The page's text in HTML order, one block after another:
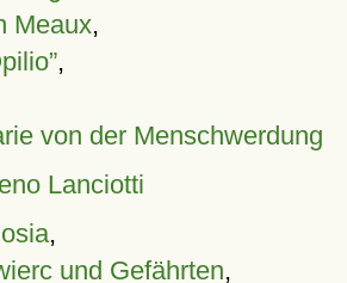
Meaux,
,
von der Menschwerdung
Lanciotti
,
und Gefährten,